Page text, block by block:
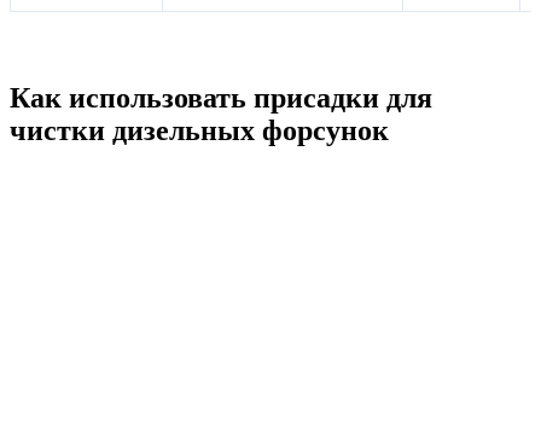
Как использовать присадки для
чистки дизельных форсунок